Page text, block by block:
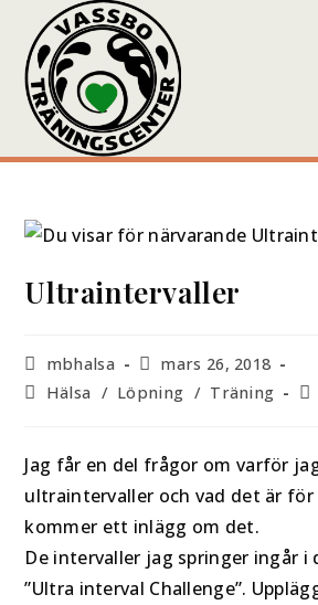
Ultraintervaller
mbhalsa
mars 26, 2018
Hälsa / Löpning / Träning
Jag får en del frågor om varför
ultraintervaller och vad det är för
kommer ett inlägg om det.
De intervaller jag springer ingår i
”Ultra interval Challenge”.